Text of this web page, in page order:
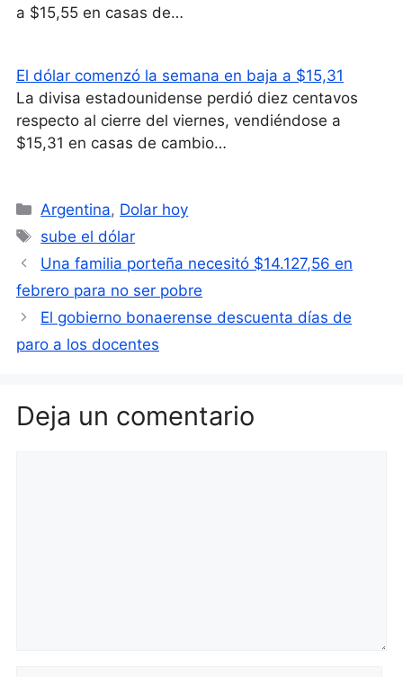
a $15,55 en casas de…
El dólar comenzó la semana en baja a $15,31
La divisa estadounidense perdió diez centavos
respecto al cierre del viernes, vendiéndose a
$15,31 en casas de cambio…
Categorías
Argentina, Dolar hoy
Etiquetas
sube el dólar
Una familia porteña necesitó $14.127,56 en
febrero para no ser pobre
El gobierno bonaerense descuenta días de
paro a los docentes
Deja un comentario